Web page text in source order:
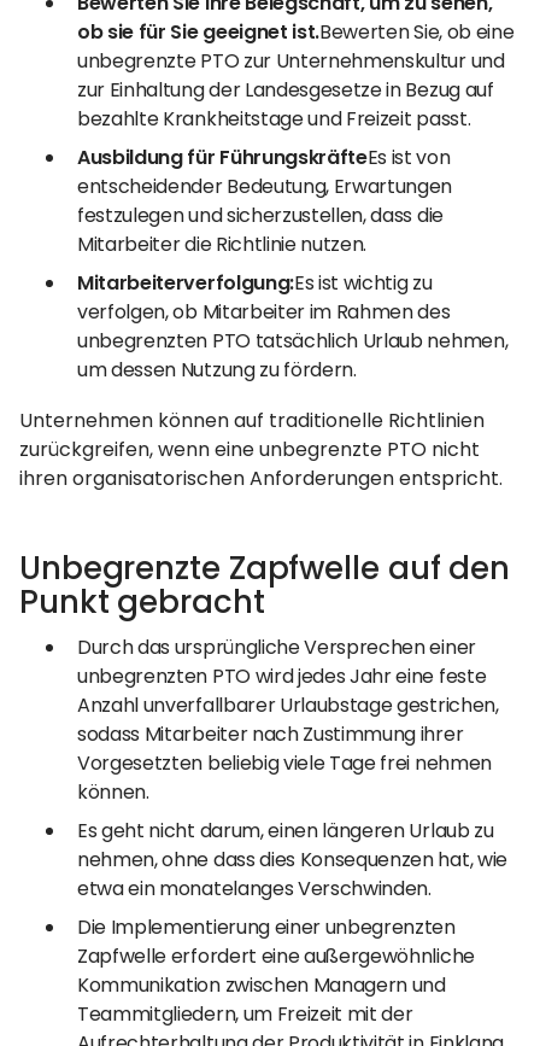
ob sie für Sie geeignet ist.Bewerten Sie, ob eine
unbegrenzte PTO zur Unternehmenskultur und
zur Einhaltung der Landesgesetze in Bezug auf
bezahlte Krankheitstage und Freizeit passt.
Ausbildung für FührungskräfteEs ist von
entscheidender Bedeutung, Erwartungen
festzulegen und sicherzustellen, dass die
Mitarbeiter die Richtlinie nutzen.
Mitarbeiterverfolgung:Es ist wichtig zu
verfolgen, ob Mitarbeiter im Rahmen des
unbegrenzten PTO tatsächlich Urlaub nehmen,
um dessen Nutzung zu fördern.
Unternehmen können auf traditionelle Richtlinien
zurückgreifen, wenn eine unbegrenzte PTO nicht
ihren organisatorischen Anforderungen entspricht.
Unbegrenzte Zapfwelle auf den
Punkt gebracht
Durch das ursprüngliche Versprechen einer
unbegrenzten PTO wird jedes Jahr eine feste
Anzahl unverfallbarer Urlaubstage gestrichen,
sodass Mitarbeiter nach Zustimmung ihrer
Vorgesetzten beliebig viele Tage frei nehmen
können.
Es geht nicht darum, einen längeren Urlaub zu
nehmen, ohne dass dies Konsequenzen hat, wie
etwa ein monatelanges Verschwinden.
Die Implementierung einer unbegrenzten
Zapfwelle erfordert eine außergewöhnliche
Kommunikation zwischen Managern und
Teammitgliedern, um Freizeit mit der